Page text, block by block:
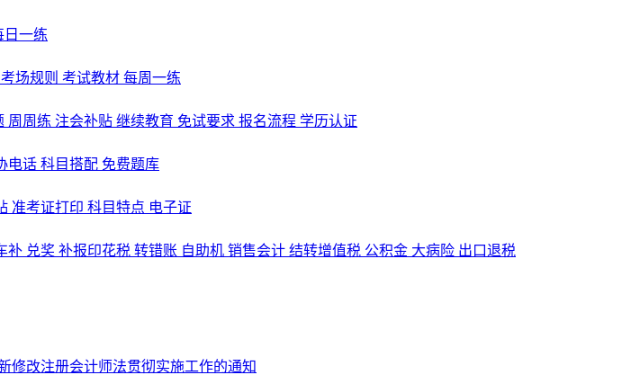
日一练
考场规则 考试教材 每周一练
周周练 注会补贴 继续教育 免试要求 报名流程 学历认证
电话 科目搭配 免费题库
准考证打印 科目特点 电子证
补 兑奖 补报印花税 转错账 自助机 销售会计 结转增值税 公积金 大病险 出口退税